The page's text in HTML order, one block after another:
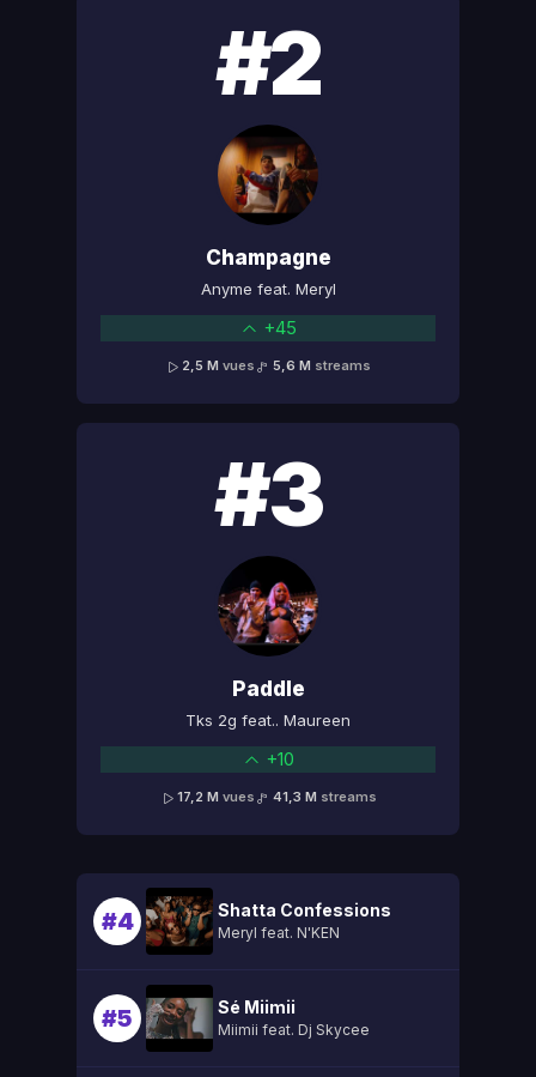
#2
Champagne
Anyme feat. Meryl
+45
2,5 M vues 5,6 M streams
#3
Paddle
Tks 2g feat.. Maureen
+10
17,2 M vues 41,3 M streams
#4 Shatta Confessions
Meryl feat. N'KEN
#5 Sé Miimii
Miimii feat. Dj Skycee